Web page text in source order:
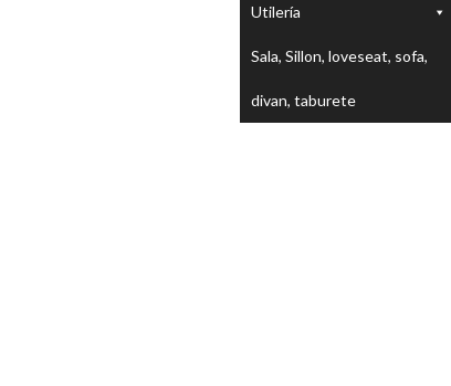
Utilería
Sala, Sillon, loveseat, sofa,
divan, taburete